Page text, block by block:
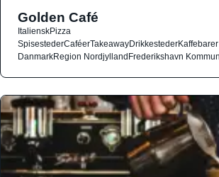
Golden Café
ItalienskPizza
SpisestederCaféerTakeawayDrikkestederKaffebarer
DanmarkRegion NordjyllandFrederikshavn